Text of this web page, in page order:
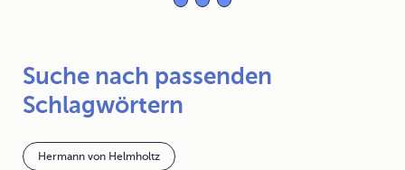
Suche nach passenden
Schlagwörtern
Hermann von Helmholtz